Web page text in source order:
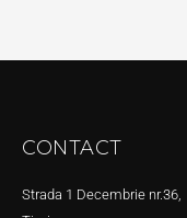
CONTACT
Strada 1 Decembrie nr.36,